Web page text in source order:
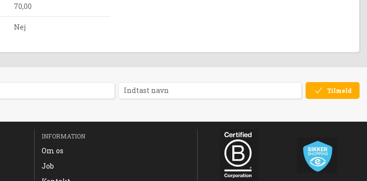
70,00
Nej
Tilmeld
INFORMATION
Om os
Job